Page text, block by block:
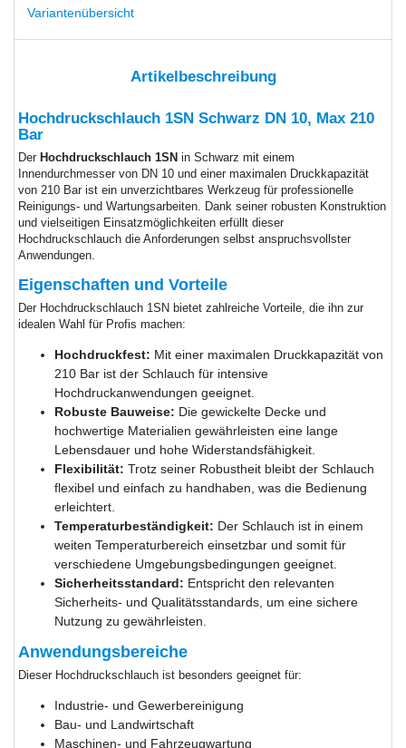
Variantenübersicht
Artikelbeschreibung
Hochdruckschlauch 1SN Schwarz DN 10, Max 210
Bar
Der Hochdruckschlauch 1SN in Schwarz mit einem
Innendurchmesser von DN 10 und einer maximalen Druckkapazität
von 210 Bar ist ein unverzichtbares Werkzeug für professionelle
Reinigungs- und Wartungsarbeiten. Dank seiner robusten Konstruktion
und vielseitigen Einsatzmöglichkeiten erfüllt dieser
Hochdruckschlauch die Anforderungen selbst anspruchsvollster
Anwendungen.
Eigenschaften und Vorteile
Der Hochdruckschlauch 1SN bietet zahlreiche Vorteile, die ihn zur
idealen Wahl für Profis machen:
Hochdruckfest: Mit einer maximalen Druckkapazität von
210 Bar ist der Schlauch für intensive
Hochdruckanwendungen geeignet.
Robuste Bauweise: Die gewickelte Decke und
hochwertige Materialien gewährleisten eine lange
Lebensdauer und hohe Widerstandsfähigkeit.
Flexibilität: Trotz seiner Robustheit bleibt der Schlauch
flexibel und einfach zu handhaben, was die Bedienung
erleichtert.
Temperaturbeständigkeit: Der Schlauch ist in einem
weiten Temperaturbereich einsetzbar und somit für
verschiedene Umgebungsbedingungen geeignet.
Sicherheitsstandard: Entspricht den relevanten
Sicherheits- und Qualitätsstandards, um eine sichere
Nutzung zu gewährleisten.
Anwendungsbereiche
Dieser Hochdruckschlauch ist besonders geeignet für:
Industrie- und Gewerbereinigung
Bau- und Landwirtschaft
Maschinen- und Fahrzeugwartung